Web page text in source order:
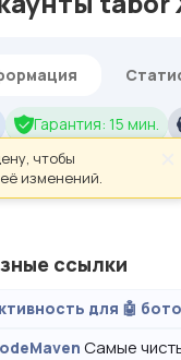
Гарантия: 15 мин.
❤️ tabor ❤️ Женские.
ссылки
для 🤖
Самые
чтобы
изменений.